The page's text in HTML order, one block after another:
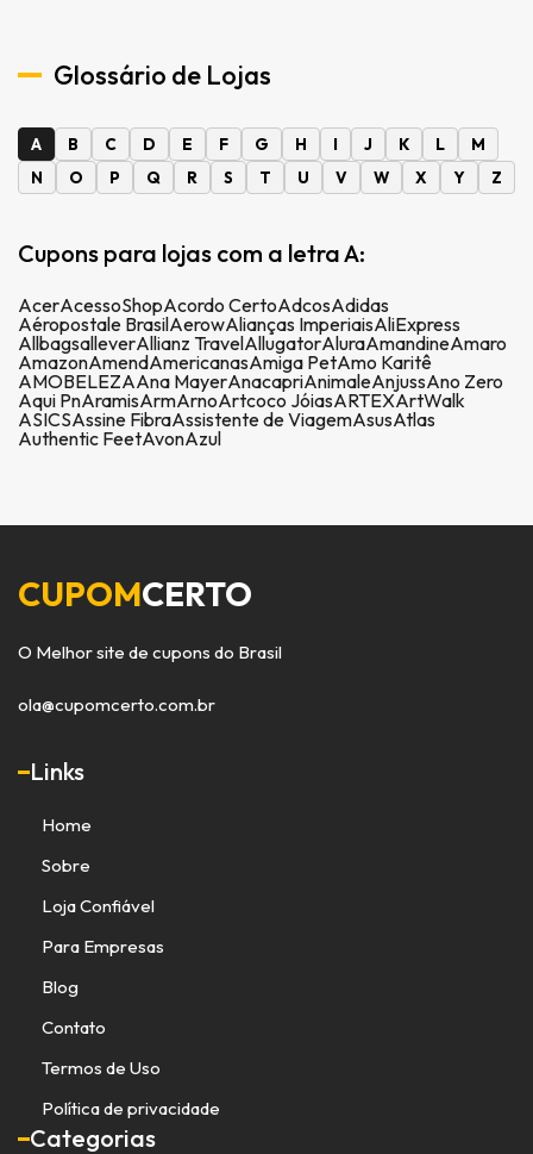
Glossário de Lojas
A B C D E F G H I J K L
M
N
O P Q R S T U V W X Y Z
Cupons para lojas com a letra A:
AcerAcessoShopAcordo CertoAdcosAdidas
Aéropostale BrasilAerowAlianças ImperiaisAliExpress
AllbagsalleverAllianz TravelAllugatorAluraAmandineAmaro
AmazonAmendAmericanasAmiga PetAmo Karitê
AMOBELEZAAna MayerAnacapriAnimaleAnjussAno Zero
Aqui PnAramisArmArnoArtcoco JóiasARTEXArtWalk
ASICSAssine FibraAssistente de ViagemAsusAtlas
Authentic FeetAvonAzul
CUPOMCERTO
O Melhor site de cupons do Brasil
ola@cupomcerto.com.br
Links
Home
Sobre
Loja Confiável
Para Empresas
Blog
Contato
Termos de Uso
Política de privacidade
Categorias